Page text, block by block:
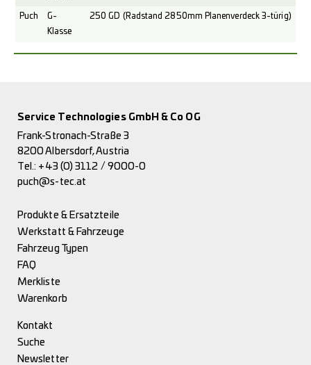
Puch
G-
Klasse
250 GD (Radstand 2850mm Planenverdeck 3-türig)
Service Technologies GmbH & Co OG
Frank-Stronach-Straße 3
8200 Albersdorf, Austria
Tel.: +43 (0) 3112 / 9000-0
puch@s-tec.at
Produkte & Ersatzteile
Werkstatt & Fahrzeuge
Fahrzeug Typen
FAQ
Merkliste
Warenkorb
Kontakt
Suche
Newsletter